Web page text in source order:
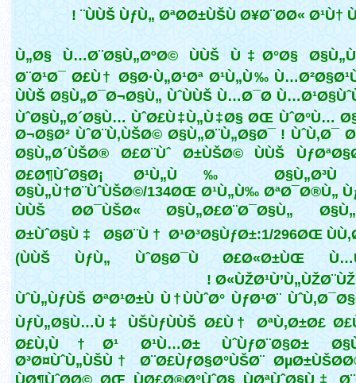
ÙÙŠ ÙƒÙ„ ØªØ­Ø±ÙŠÙ Ø¥Ø¨Ø­Ø« Ø¹Ù†
Ù„Ø§ Ù…Ø¨Ø§Ù„ØºØ© ÙÙŠ Ù‡Ø°Ø§
Ø¨Ø¹Ø¯ Ø£Ù† Ø§Ø·Ù„Ø¹Øª Ø¹Ù„Ù‰
ÙÙŠ Ø§Ù„Ø¯Ø¬Ø§Ù„ ÙˆÙÙŠ Ù…Ø¯Ø­
ÙˆØ§Ù„Ø´Ø§Ù… ÙˆØ£Ù‡Ù„Ù‡Ø§ ØŒ ÙˆØ°Ù…
Ø¬Ø§Ø² ÙˆØ¨Ù‚ÙŠØ© Ø§Ù„Ø¨Ù„Ø§Ø¯ ! ÙˆÙ‚Ø¯
Ø§Ù„Ø´ÙŠØ® Ø£Ø¨Ùˆ Ø±ÙŠØ© ÙÙŠ
Ø£Ø¶ÙˆØ§Ø¡ Ø¹Ù„Ù‰
Ø§Ù„Ù†Ø¨ÙˆÙŠØ©/134ØŒ Ø¹Ù„Ù‰ ØªØ¯Ø®Ù„
ÙÙŠ Ø­Ø¯ÙŠØ« Ø§Ù„Ø£Ø¨Ø¯Ø§Ù„
Ø±ÙˆØ§Ù‡ Ø§Ø¨Ù† Ø¹Ø³Ø§ÙƒØ±:1/296ØŒ
(ÙÙŠ ÙƒÙ„ ÙˆØ§Ø¯Ù Ø£Ø«Ø±ÙŒ
ÙˆÙ„ÙƒÙŠ ØªØ¹Ø±Ù Ù†ÙÙˆØ° ÙƒØ¹Ø¨
ÙƒÙ„Ø§Ù…Ù‡ ÙŠÙƒÙÙŠ Ø£Ù† ØªÙ‚Ø±Ø£
Ø£Ù‚Ù†Ø¹ Ø¹Ù…Ø± ÙˆÙƒØ¨Ø§Ø±
Ø³Ø¤ÙˆÙ„ÙŠÙ† Ø¨Ø£ÙƒØ§Ø°ÙŠØ¨
ÙØ¶ÙˆØ­Ø© ØŒ ÙØ£Ø®Ø°ÙˆØ§ ÙØªÙˆØ§Ù‡